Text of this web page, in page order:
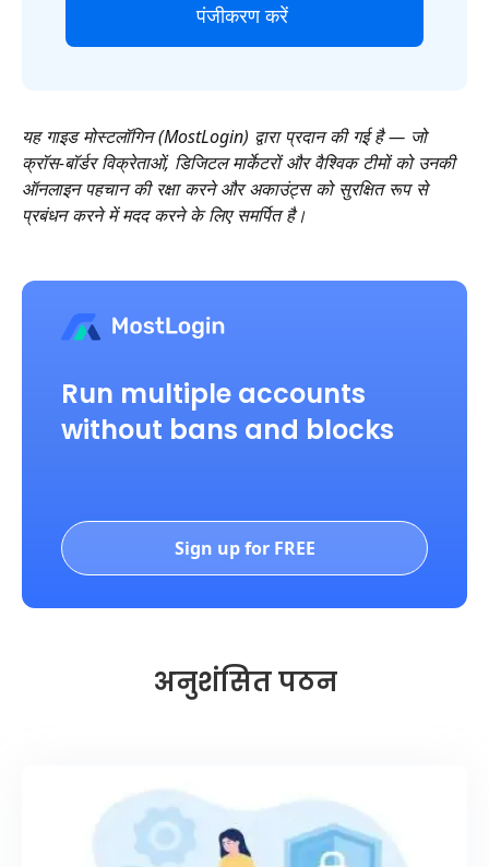
पंजीकरण करें
यह गाइड मोस्टलॉगिन (MostLogin) द्वारा प्रदान की गई है — जो
क्रॉस-बॉर्डर विक्रेताओं, डिजिटल मार्केटरों और वैश्विक टीमों को उनकी
ऑनलाइन पहचान की रक्षा करने और अकाउंट्स को सुरक्षित रूप से
प्रबंधन करने में मदद करने के लिए समर्पित है।
Run multiple accounts
without bans and blocks
Sign up for FREE
अनुशंसित पठन